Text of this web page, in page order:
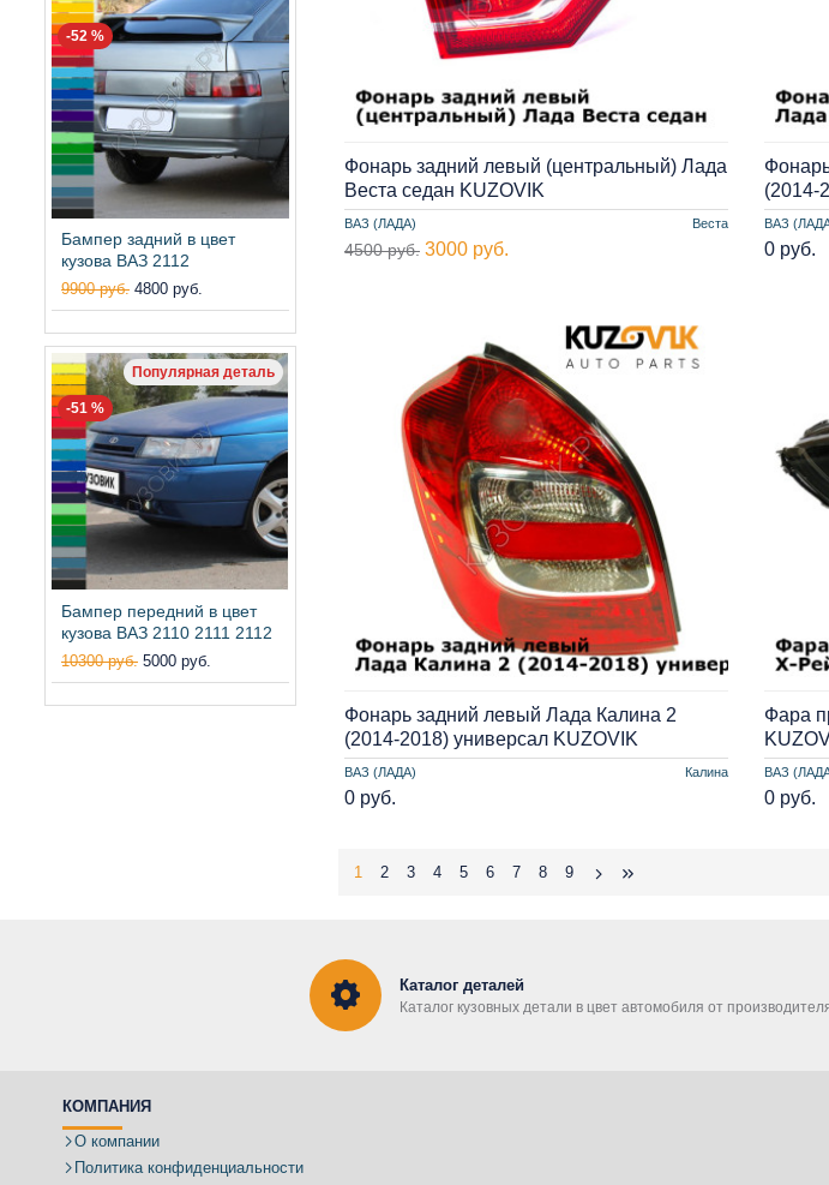
-52 %
Бампер задний в цвет
кузова ВАЗ 2112
9900 руб. 4800 руб.
Популярная деталь
-51 %
Бампер передний в цвет
кузова ВАЗ 2110 2111 2112
10300 руб. 5000 руб.
ВАЗ (ЛАДА) Веста
Фонарь задний левый (центральный) Лада
Веста седан KUZOVIK
4500 руб. 3000 руб.
ВАЗ
(2014-
0 руб.
ВАЗ (ЛАДА) Калина
Фонарь задний левый Лада Калина 2
(2014-2018) универсал KUZOVIK
0 руб.
ВАЗ
Фара
0 руб.
1 2 3 4 5 6 7 8 9
Каталог деталей
Каталог кузовных детали в цвет автомобиля от
КОМПАНИЯ
О компании
Политика конфиденциальности